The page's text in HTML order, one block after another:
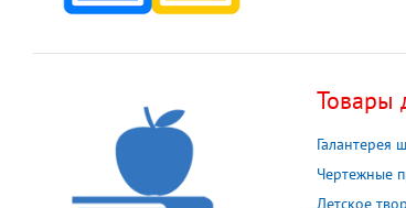
Товары
Галантерея
Чертежные
Детское